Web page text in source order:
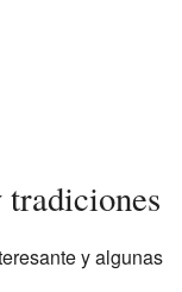
y algunas